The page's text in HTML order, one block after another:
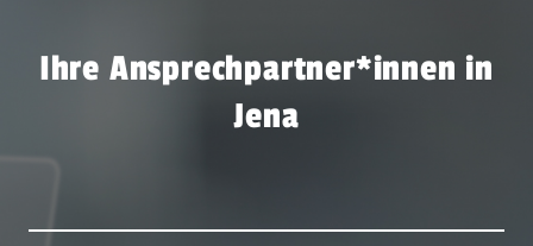
Ihre Ansprechpartner*innen in
Jena